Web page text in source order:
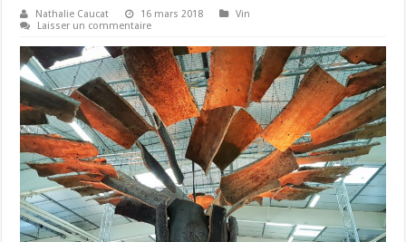
Nathalie Caucat 16 mars 2018
Vin
Laisser un commentaire